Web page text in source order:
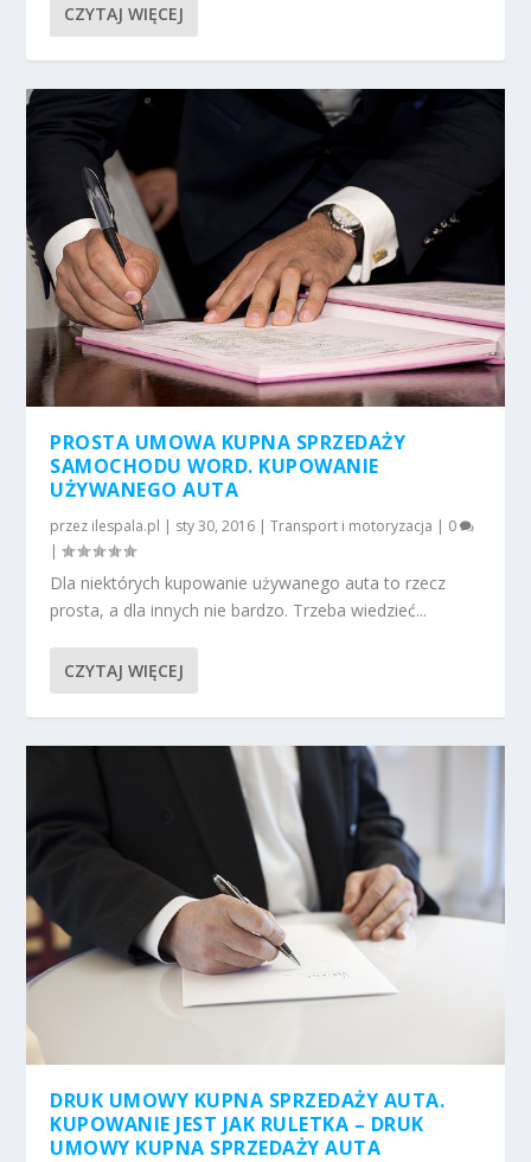
CZYTAJ WIĘCEJ
PROSTA UMOWA KUPNA SPRZEDAŻY
SAMOCHODU WORD. KUPOWANIE
UŻYWANEGO AUTA
przez ilespala.pl | sty 30, 2016 |Transport i motoryzacja | 0
|
Dla niektórych kupowanie używanego auta to rzecz
prosta, a dla innych nie bardzo. Trzeba wiedzieć...
CZYTAJ WIĘCEJ
DRUK UMOWY KUPNA SPRZEDAŻY AUTA.
KUPOWANIE JEST JAK RULETKA – DRUK
UMOWY KUPNA SPRZEDAŻY AUTA